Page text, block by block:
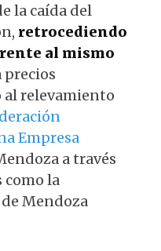
la caída del
retrocediendo
al mismo
precios
al relevamiento
Empresa
a través
como la
Mendoza